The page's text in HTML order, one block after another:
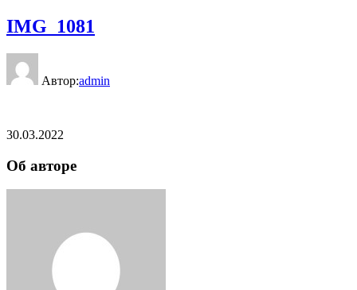
IMG_1081
Автор:admin
30.03.2022
Об авторе